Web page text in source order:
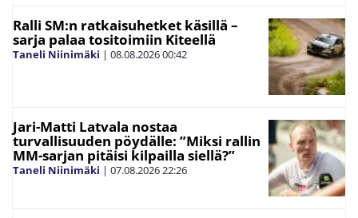
Ralli SM:n ratkaisuhetket käsillä –
sarja palaa tositoimiin Kiteellä
Taneli Niinimäki | 08.08.202600:42
Jari-Matti Latvala nostaa
turvallisuuden pöydälle: ”Miksi rallin
MM-sarjan pitäisi kilpailla siellä?”
Taneli Niinimäki | 07.08.202622:26